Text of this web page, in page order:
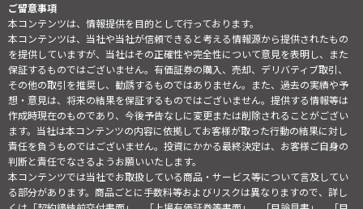
ご留意事項
本コンテンツは、情報提供を目的として行っております。
本コンテンツは、当社や当社が信頼できると考える情報源から提供されたもの
を提供していますが、当社はその正確性や完全性について意見を表明し、また
保証するものではございません。有価証券の購入、売却、デリバティブ取引、
その他の取引を推奨し、勧誘するものではありません。また、過去の実績や予
想・意見は、将来の結果を保証するものではございません。提供する情報等は
作成時現在のものであり、今後予告なしに変更または削除されることがござい
ます。当社は本コンテンツの内容に依拠してお客様が取った行動の結果に対し
責任を負うものではございません。投資にかかる最終決定は、お客様ご自身の
判断と責任でなさるようお願いいたします。
本コンテンツでは当社でお取扱している商品・サービス等について言及してい
る部分があります。商品ごとに手数料等およびリスクは異なりますので、詳し